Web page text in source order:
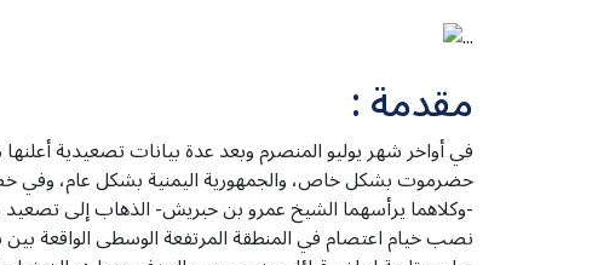
مقدمة :
في أواخر شهر يوليو المنصرم وبعد عدة بيانات تصعيدية
حضرموت بشكل خاص، والجمهورية اليمنية بشكل عام، وفي
-وكلاهما يرأسهما الشيخ عمرو بن حبريش- الذهاب إلى
نصب خيام اعتصام في المنطقة المرتفعة الوسطى الواقعة